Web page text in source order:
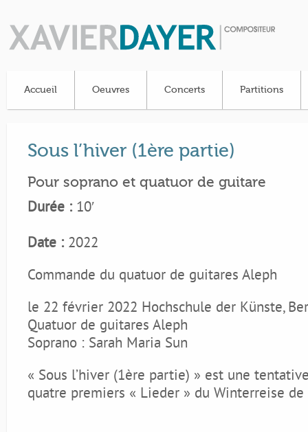
Accueil Oeuvres Concerts Partitions
Sous l’hiver (1ère partie)
Pour soprano et quatuor de guitare
Durée : 10′
Date : 2022
Commande du quatuor de guitares Aleph
le 22 février 2022 Hochschule der Künste,
Quatuor de guitares Aleph
Soprano : Sarah Maria Sun
« Sous l’hiver (1ère partie) » est une
quatre premiers « Lieder » du Winterreise de